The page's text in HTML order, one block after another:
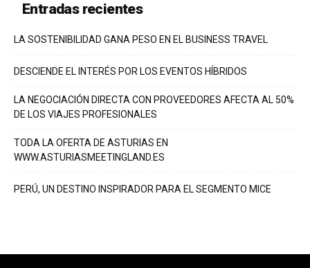
Entradas recientes
LA SOSTENIBILIDAD GANA PESO EN EL BUSINESS TRAVEL
DESCIENDE EL INTERÉS POR LOS EVENTOS HÍBRIDOS
LA NEGOCIACIÓN DIRECTA CON PROVEEDORES AFECTA AL 50%
DE LOS VIAJES PROFESIONALES
TODA LA OFERTA DE ASTURIAS EN
WWW.ASTURIASMEETINGLAND.ES
PERÚ, UN DESTINO INSPIRADOR PARA EL SEGMENTO MICE